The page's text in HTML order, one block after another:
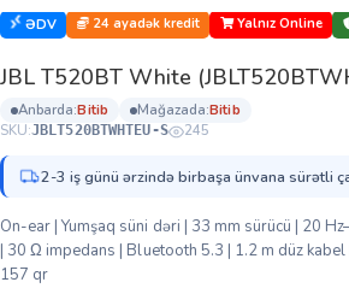
ƏDV 24 ayadək kredit Yalnız Online
JBL T520BT White
anbarda: bi̇ti̇b mağazada: bi̇ti̇b
SKU:JBLT520BTWHTEU-S 245
2-3 iş günü ərzində birbaşa ünvana sürətli
On-ear | Yumşaq süni dəri | 33 mm sürücü | 20
| 30 Ω impedans | Bluetooth 5.3 | 1.2 m düz kabel
157 qr